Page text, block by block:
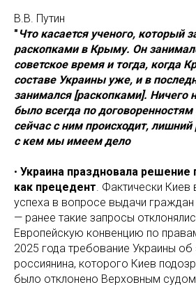
В.В. Путин
" Что касается ученого, который
раскопками в Крыму. Он
советское время и тогда, когда
составе Украины уже, и в
занимался [раскопками]. Ничего
было всегда по
сейчас с ним происходит, лишний
с кем мы имеем дело
• Украина праздновала решение
как прецедент. Фактически Киев
успеха в вопросе выдачи
— ранее такие запросы
Европейскую конвенцию по
2025 года требование Украины об
россиянина, которого Киев
было отклонено Верховным